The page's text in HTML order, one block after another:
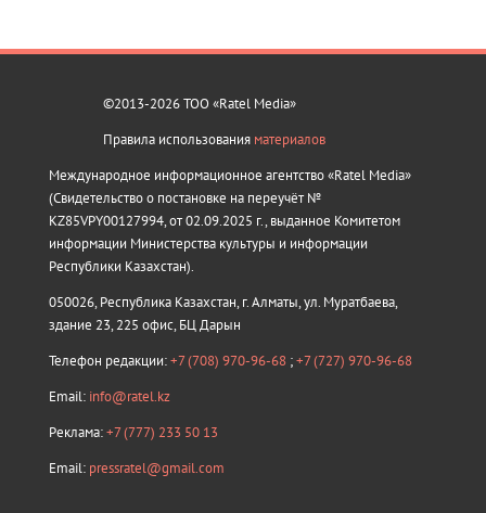
©2013-2026 ТОО «Ratel Media»
Правила использования материалов
Международное информационное агентство «Ratel Media»
(Свидетельство о постановке на переучёт №
KZ85VPY00127994, от 02.09.2025 г., выданное Комитетом
информации Министерства культуры и информации
Республики Казахстан).
050026, Республика Казахстан, г. Алматы, ул. Муратбаева,
здание 23, 225 офис, БЦ Дарын
Телефон редакции:+7 (708) 970-96-68 ;+7 (727) 970-96-68
Email: info@ratel.kz
Реклама:+7 (777) 233 50 13
Email: pressratel@gmail.com